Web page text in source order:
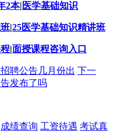
2本| 医学基础知识
|25医学基础知识精讲班
|面授课程咨询入口
聘公告几月份出 下一
发布了吗
成绩查询 工资待遇 考试真